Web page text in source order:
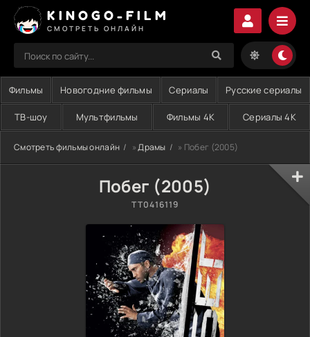
KINOGO-FILM
СМОТРЕТЬ ОНЛАЙН
Фильмы Новогодние фильмы Сериалы Русские сериалы
ТВ-шоу Мультфильмы Фильмы 4K Сериалы 4K
Смотреть фильмы онлайн »Драмы » Побег (2005)
Побег (2005)
TT0416119